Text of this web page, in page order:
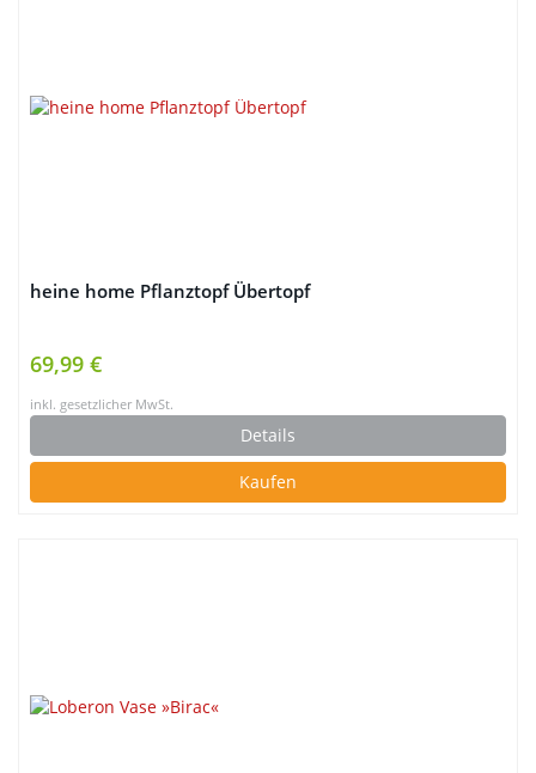
heine home Pflanztopf Übertopf
69,99 €
inkl. gesetzlicher MwSt.
Details
Kaufen